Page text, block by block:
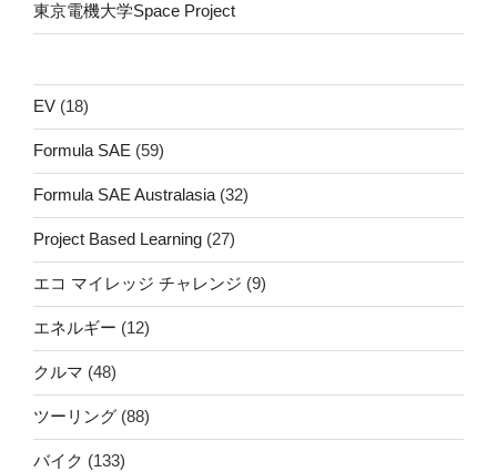
東京電機大学Space Project
EV (18)
Formula SAE (59)
Formula SAE Australasia (32)
Project Based Learning (27)
エコ マイレッジ チャレンジ (9)
エネルギー (12)
クルマ (48)
ツーリング (88)
バイク (133)